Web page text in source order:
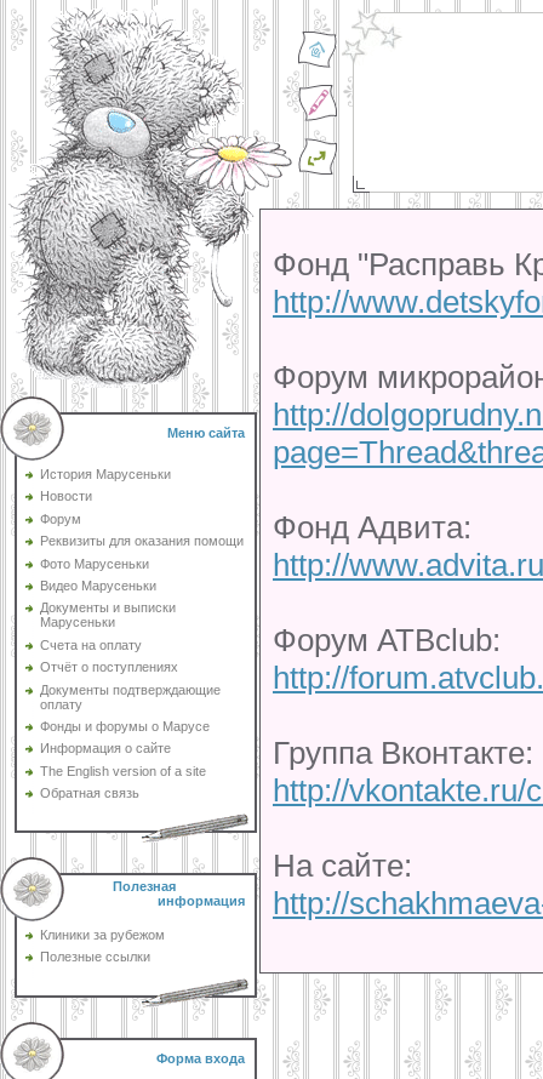
Меню сайта
История Марусеньки
Новости
Форум
Реквизиты для оказания помощи
Фото Марусеньки
Видео Марусеньки
Документы и выписки
Марусеньки
Счета на оплату
Отчёт о поступлениях
Документы подтверждающие
оплату
Фонды и форумы о Марусе
Информация о сайте
The English version of a site
Обратная связь
Полезная
информация
Клиники за рубежом
Полезные ссылки
Форма входа
Фонд "Расправь
http://
Форум
http://
Фонд Адвита:
http://
Форум АТВclub:
http://
Группа Вконтакте:
http://vkontakte.ru/
На сайте:
http://